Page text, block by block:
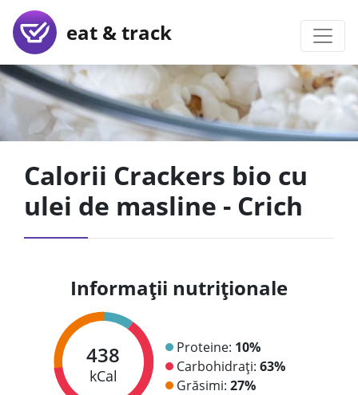
eat & track
Calorii Crackers bio cu
ulei de masline - Crich
Informații nutriționale
438
kCal
Proteine: 10%
Carbohidrați: 63%
Grăsimi: 27%